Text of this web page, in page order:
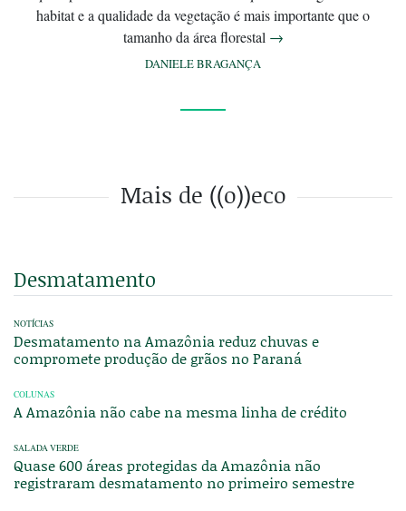
habitat e a qualidade da vegetação é mais importante que o
tamanho da área florestal →
DANIELE BRAGANÇA
Mais de ((o))eco
Desmatamento
NOTÍCIAS
Desmatamento na Amazônia reduz chuvas e
compromete produção de grãos no Paraná
COLUNAS
A Amazônia não cabe na mesma linha de crédito
SALADA VERDE
Quase 600 áreas protegidas da Amazônia não
registraram desmatamento no primeiro semestre